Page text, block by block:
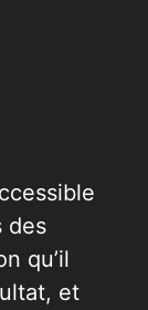
des
qu’il
et